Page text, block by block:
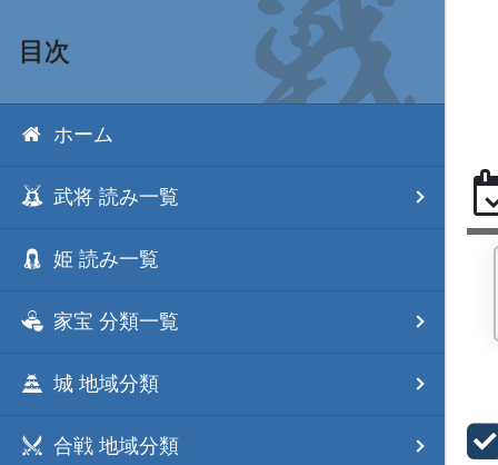
目次
ホーム
武将 読み一覧
姫 読み一覧
家宝 分類一覧
城 地域分類
合戦 地域分類